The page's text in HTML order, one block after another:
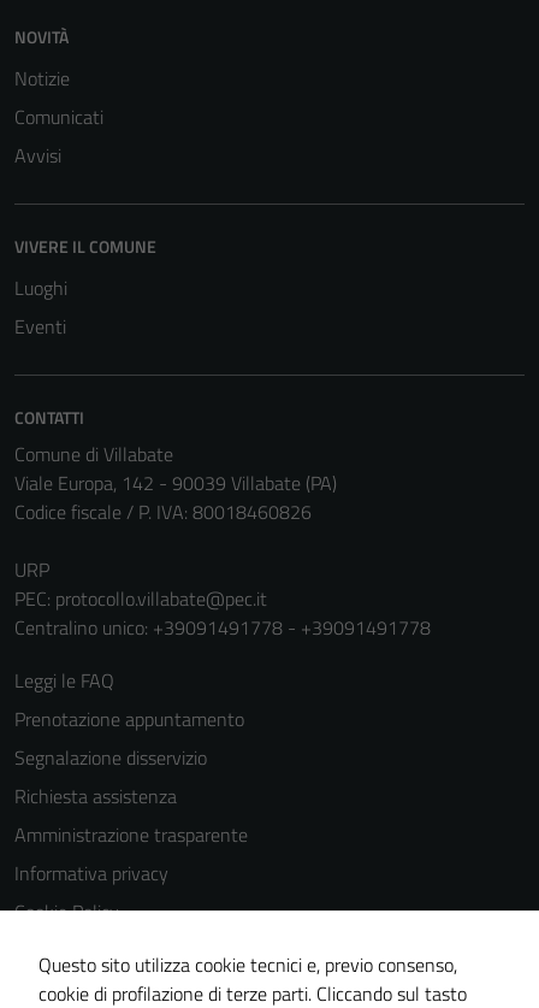
NOVITÀ
Notizie
Comunicati
Avvisi
VIVERE IL COMUNE
Luoghi
Eventi
CONTATTI
Comune di Villabate
Viale Europa, 142 - 90039 Villabate (PA)
Codice fiscale / P. IVA: 80018460826
URP
PEC: protocollo.villabate@pec.it
Centralino unico: +39091491778 - +39091491778
Leggi le FAQ
Prenotazione appuntamento
Segnalazione disservizio
Richiesta assistenza
Amministrazione trasparente
Informativa privacy
Cookie Policy
Note legali
Dichiarazione di accessibilità
Questo sito utilizza cookie tecnici e, previo consenso,
cookie di profilazione di terze parti. Cliccando sul tasto